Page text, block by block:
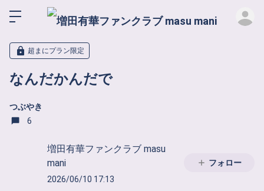
超まにプラン限定
なんだかんだで
つぶやき
6
増田有華ファンクラブ masu
mani
2026/06/10 17:13
フォロー